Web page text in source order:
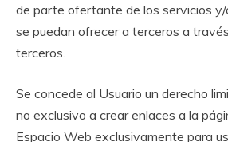
de parte ofertante de los servicios y/
se puedan ofrecer a terceros a
terceros.
Se concede al Usuario un derecho
no exclusivo a crear enlaces a la
Espacio Web exclusivamente para